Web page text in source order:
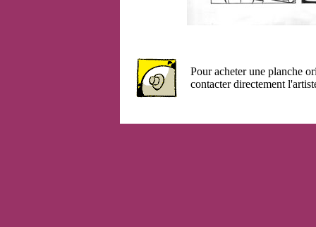
Pour acheter une planche
contacter directement